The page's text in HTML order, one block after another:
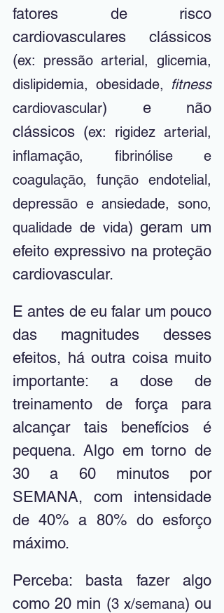
fatores de risco
cardiovasculares clássicos
(ex: pressão arterial, glicemia,
dislipidemia, obesidade,
fitness
cardiovascular) e não
clássicos (ex: rigidez arterial,
inflamação, fibrinólise e
coagulação, função endotelial,
depressão e ansiedade, sono,
qualidade de vida) geram um
efeito expressivo na proteção
cardiovascular.
E antes de eu falar um pouco
das magnitudes desses
efeitos, há outra coisa muito
treinamento de força para
alcançar tais benefícios é
pequena. Algo em torno de
30 a 60 minutos por
SEMANA, com intensidade
de 40% a 80% do esforço
máximo.
Perceba: basta fazer algo
como 20 min (3 x/semana) ou